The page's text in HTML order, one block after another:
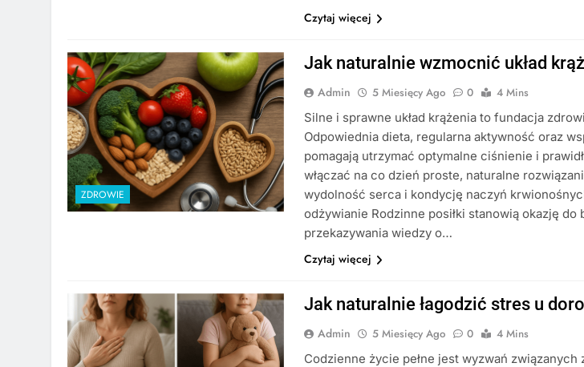
Czytaj więcej
ZDROWIE
Jak naturalnie wzmocnić układ
Admin 5 Miesięcy Ago 0
4 Mins
Silne i sprawne układ krążenia to fundacja
Odpowiednia dieta, regularna aktywność oraz
pomagają utrzymać optymalne ciśnienie i
włączać na co dzień proste, naturalne
wydolność serca i kondycję naczyń
odżywianie Rodzinne posiłki stanowią okazję do
przekazywania wiedzy o…
Czytaj więcej
Jak naturalnie łagodzić stres u
Admin 5 Miesięcy Ago 0
4 Mins
Codzienne życie pełne jest wyzwań związanych